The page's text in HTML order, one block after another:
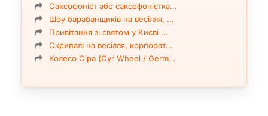
Саксофоніст або саксофоністка…
Шоу барабанщиків на весілля, …
Привітання зі святом у Києві …
Скрипалі на весілля, корпорат…
Колесо Сіра (Cyr Wheel / Germ…